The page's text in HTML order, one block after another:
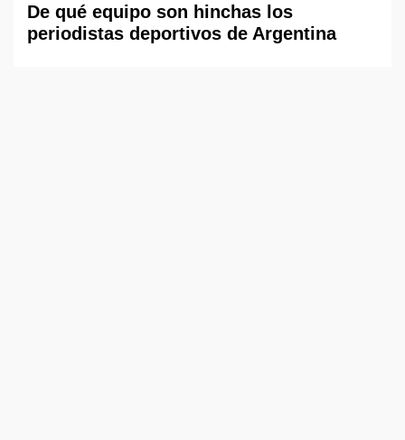
De qué equipo son hinchas los
periodistas deportivos de Argentina